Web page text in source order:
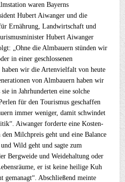
waren Bayerns
Hubert Aiwanger und die
Ernährung, Landwirtschaft und
Hubert Aiwanger
„Ohne die Almbauern stünden wir
in einer geschlossenen
haben wir die Artenvielfalt von heute
von Almbauern haben wir
in Jahrhunderten eine solche
für den Tourismus geschaffen
immer weniger, damit schwindet
Aiwanger forderte eine Kosten-
Milchpreis geht und eine Balance
Wild geht und sagte zum
Bergweide und Weidehaltung oder
er ist keine heilige Kuh
gemanagt“. Abschließend meinte